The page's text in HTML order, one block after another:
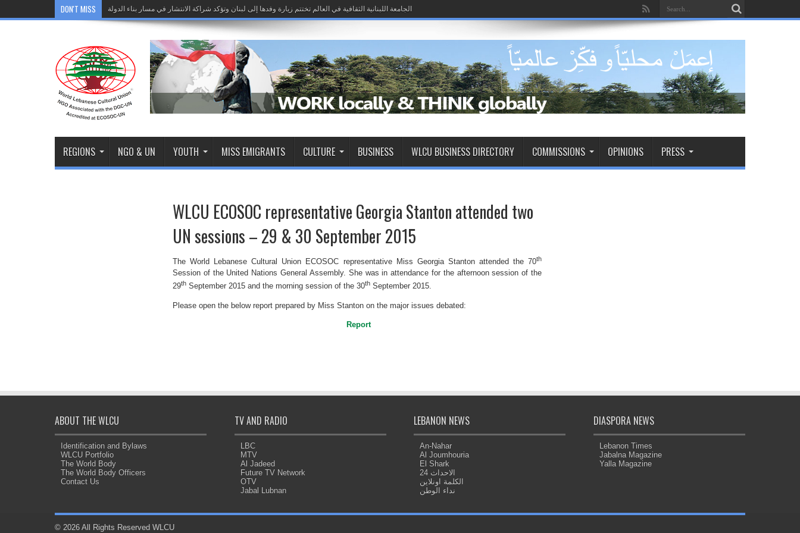
DON'T MISS الجامعة اللبنانية الثقافية في العالم تختتم زيارة وفدها إلى لبنان وتؤكد شراكة الانتشار في مسار بناء الدولة
الجامعة اللبنانية الثقافية في العالم تختتم زيارة وفدها إلى لبنان وتؤكد شراكة الانتشار في مسار بناء الدولة
REGIONS NGO & UN YOUTH MISS EMIGRANTS CULTURE BUSINESS WLCU BUSINESS DIRECTORY COMMISSIONS OPINIONS PRESS
WLCU ECOSOC representative Georgia Stanton attended two
UN sessions – 29 & 30 September 2015
The World Lebanese Cultural Union ECOSOC representative Miss Georgia Stanton attended the 70th
Session of the United Nations General Assembly. She was in attendance for the afternoon session of the
29th September 2015 and the morning session of the 30th September 2015.
Please open the below report prepared by Miss Stanton on the major issues debated:
Report
ABOUT THE WLCU
Identification and Bylaws
WLCU Portfolio
The World Body
The World Body Officers
Contact Us
TV AND RADIO
LBC
MTV
Al Jadeed
Future TV Network
OTV
Jabal Lubnan
LEBANON NEWS
An-Nahar
Al Joumhouria
El Shark
الاحداث 24
الكلمة اونلاين
نداء الوطن
DIASPORA NEWS
Lebanon Times
Jabalna Magazine
Yalla Magazine
© 2026 All Rights Reserved WLCU